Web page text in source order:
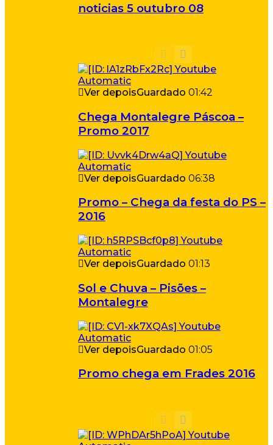
noticias 5 outubro 08
Ver depoisGuardado 01:42
Chega Montalegre Páscoa –
Promo 2017
Ver depoisGuardado 06:38
Promo – Chega da festa do PS –
2016
Ver depoisGuardado 01:13
Sol e Chuva – Pisões –
Montalegre
Ver depoisGuardado 01:05
Promo chega em Frades 2016